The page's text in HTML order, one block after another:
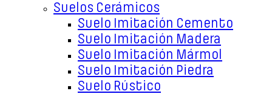
Suelos Cerámicos
Suelo Imitación Cemento
Suelo Imitación Madera
Suelo Imitación Mármol
Suelo Imitación Piedra
Suelo Rústico